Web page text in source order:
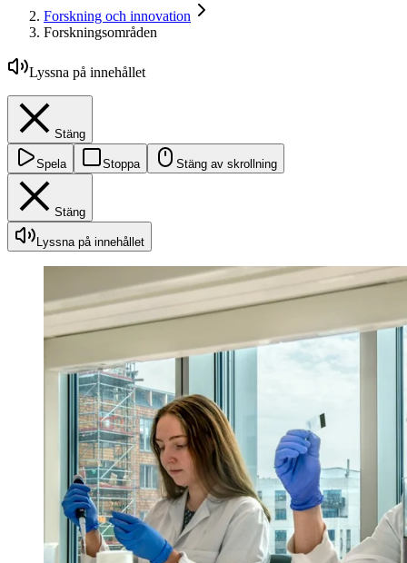
Forskning och innovation
Forskningsområden
Lyssna på innehållet
Stäng
Spela Stoppa Stäng av skrollning
Stäng
Lyssna på innehållet